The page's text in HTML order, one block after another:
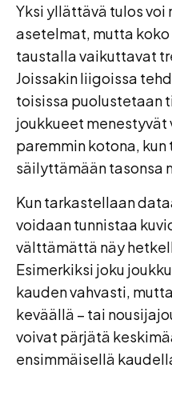
Yksi yllättävä tulos
asetelmat, mutta
taustalla vaikuttavat
Joissakin liigoissa
toisissa puolustetaan
joukkueet
paremmin kotona,
säilyttämään tasonsa
Kun tarkastellaan
voidaan tunnistaa
välttämättä näy
Esimerkiksi joku
kauden vahvasti,
keväällä – tai
voivat pärjätä
ensimmäisellä